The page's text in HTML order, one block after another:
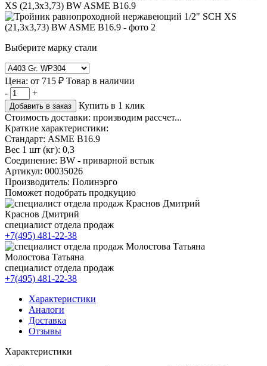
Выберите марку стали
Цена: от 715 ₽ Товар в наличии
-
+
Добавить в заказ
Купить в 1 клик
Стоимость доставки: производим рассчет...
Краткие характеристики:
Стандарт: ASME B16.9
Вес 1 шт (кг): 0,3
Соединение: BW - приварной встык
Артикул: 00035026
Производитель: Полинэрго
Поможет подобрать продкуцию
Краснов Дмитрий
специалист отдела продаж
+7(495) 481-22-38
Молостова Татьяна
специалист отдела продаж
+7(495) 481-22-38
Характеристики
Аналоги
Доставка
Отзывы
Характеристики